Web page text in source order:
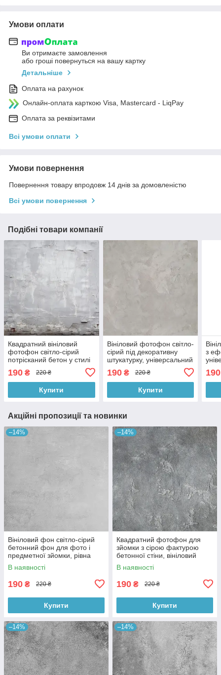
Умови оплати
Ви отримаєте замовлення
або гроші повернуться на вашу картку
Детальніше
Оплата на рахунок
Онлайн-оплата карткою Visa, Mastercard - LiqPay
Оплата за реквізитами
Всі умови оплати
Умови повернення
Повернення товару впродовж 14 днів за домовленістю
Всі умови повернення
Подібні товари компанії
Квадратний вініловий
фотофон світло-сірий
потрісканий бетон у стилі
60x60 см, №550980
190 ₴ 220 ₴
Купити
Вініловий фотофон світло-
сірий під декоративну
штукатурку, універсальний
60x60 см, №550501
190₴ 220 ₴
Купити
з
190
Акційні пропозиції та новинки
–14%
Вініловий фон світло-сірий
бетонний фон для фото і
предметної зйомки, рівна
текстура, 60x60 см, №550674
В наявності
190 ₴ 220 ₴
Купити
–14%
Квадратний фотофон для
зйомки з сірою фактурою
бетонної стіни, вініловий
60x60 см , №550152
В наявності
190 ₴ 220 ₴
Купити
–14% –14%